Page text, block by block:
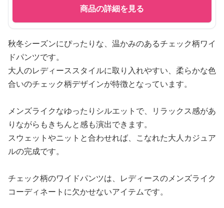
商品の詳細を見る
秋冬シーズンにぴったりな、温かみのあるチェック柄ワイ
ドパンツです。
大人のレディーススタイルに取り入れやすい、柔らかな色
合いのチェック柄デザインが特徴となっています。
メンズライクなゆったりシルエットで、リラックス感があ
りながらもきちんと感も演出できます。
スウェットやニットと合わせれば、こなれた大人カジュア
ルの完成です。
チェック柄のワイドパンツは、レディースのメンズライク
コーディネートに欠かせないアイテムです。